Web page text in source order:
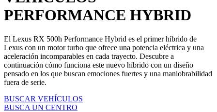
PERFORMANCE HYBRID
El Lexus RX 500h Performance Hybrid es el primer híbrido de
Lexus con un motor turbo que ofrece una potencia eléctrica y una
aceleración incomparables en cada trayecto. Descubre a
continuación cómo funciona este nuevo híbrido con un diseño
pensado en los que buscan emociones fuertes y una maniobrabilidad
fuera de serie.
BUSCAR VEHÍCULOS
BUSCA UN CENTRO